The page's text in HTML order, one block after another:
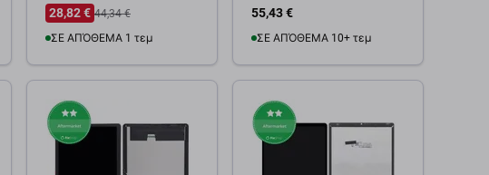
28,82 € 44,34 €
ΣΕ ΑΠΌΘΕΜΑ 1 τεμ
55,43 €
ΣΕ ΑΠΌΘΕΜΑ 10+ τεμ